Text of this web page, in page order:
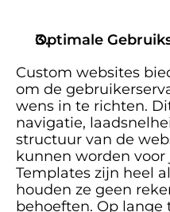
Optimale
Custom websites
om de
wens in te richten.
navigatie,
structuur van de
kunnen worden voor
Templates zijn heel
houden ze geen
behoeften. Op